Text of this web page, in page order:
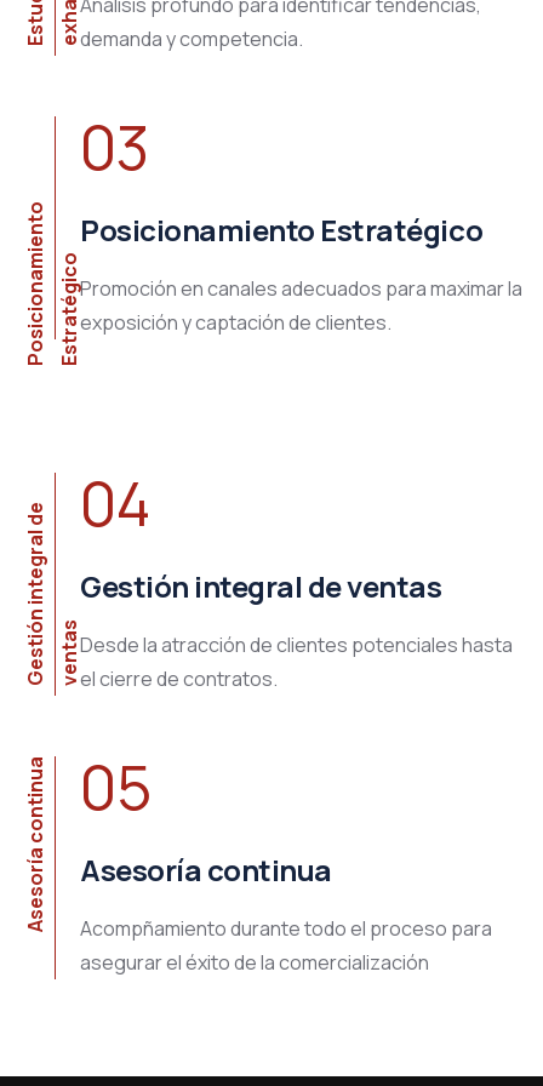
demanda y competencia.
P
o
s
i
c
i
o
n
am
i
e
n
t
o
E
s
t
r
a
t
é
g
i
co
03
Posicionamiento Estratégico
Promoción en canales adecuados para maximar la
exposición y captación de clientes.
G
e
s
t
i ó
n
i
n
t
e
g
r
a
l
d
e
v
e
n
t
a s
04
Gestión integral de ventas
Desde la atracción de clientes potenciales hasta
el cierre de contratos.
Asesoría continua 05
Asesoría continua
Acompñamiento durante todo el proceso para
asegurar el éxito de la comercialización